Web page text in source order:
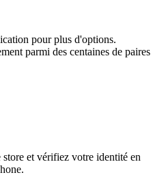
pour plus d'options.
parmi des centaines de paires
et vérifiez votre identité en